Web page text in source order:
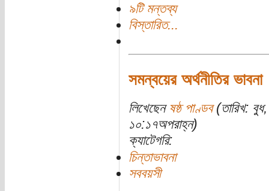
৯টি মন্তব্য
বিস্তারিত...
সমন্বয়ের অর্থনীতির ভাবনা
লিখেছেন ষষ্ঠ পাণ্ডব(তারিখ:
১০:১৭অপরাহ্ন)
ক্যাটেগরি:
চিন্তাভাবনা
সববয়সী